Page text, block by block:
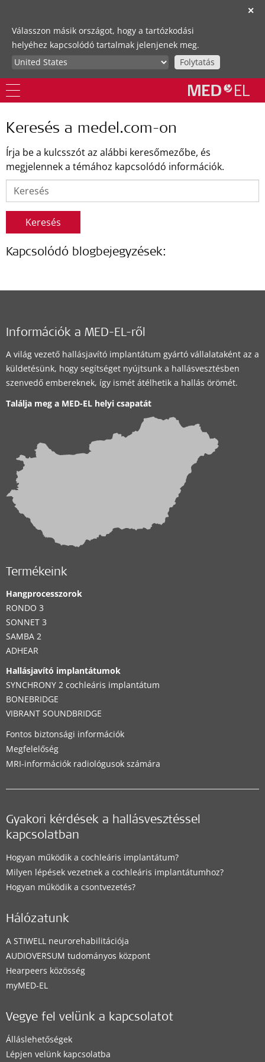
✕
Válasszon másik országot, hogy a tartózkodási
helyéhez kapcsolódó tartalmak jelenjenek meg.
Folytatás
Keresés a medel.com-on
Írja be a kulcsszót az alábbi keresőmezőbe, és
megjelennek a témához kapcsolódó információk.
Keresés
Kapcsolódó blogbejegyzések:
Információk a MED-EL-ről
A világ vezető hallásjavító implantátum gyártó vállalataként az a
küldetésünk, hogy segítséget nyújtsunk a hallásvesztésben
szenvedő embereknek, így ismét átélhetik a hallás örömét.
Találja meg a MED-EL helyi csapatát
Termékeink
Hangprocesszorok
RONDO 3
SONNET 3
SAMBA 2
ADHEAR
Hallásjavító implantátumok
SYNCHRONY 2 cochleáris implantátum
BONEBRIDGE
VIBRANT SOUNDBRIDGE
Fontos biztonsági információk
Megfelelőség
MRI-információk radiológusok számára
Gyakori kérdések a hallásvesztéssel
kapcsolatban
Hogyan működik a cochleáris implantátum?
Milyen lépések vezetnek a cochleáris implantátumhoz?
Hogyan működik a csontvezetés?
Hálózatunk
A STIWELL neurorehabilitációja
AUDIOVERSUM tudományos központ
Hearpeers közösség
myMED‑EL
Vegye fel velünk a kapcsolatot
Álláslehetőségek
Lépjen velünk kapcsolatba